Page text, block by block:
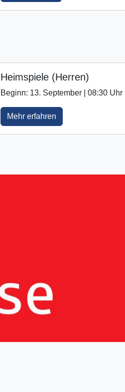
Heimspiele (Herren)
Beginn: 13. September | 08:30 Uhr
Mehr erfahren